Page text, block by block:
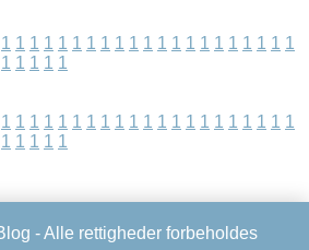
1 1 1 1 1 1 1 1 1 1 1 1 1 1 1 1 1 1 1 1 1
1 1 1 1 1
1 1 1 1 1 1 1 1 1 1 1 1 1 1 1 1 1 1 1 1 1
1 1 1 1 1
- Alle rettigheder forbeholdes